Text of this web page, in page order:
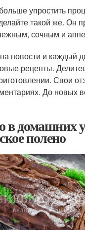
упростить
такой же. Он
сочным и
новости и каждый
рецепты.
Свои
До новых
в домашних
полено